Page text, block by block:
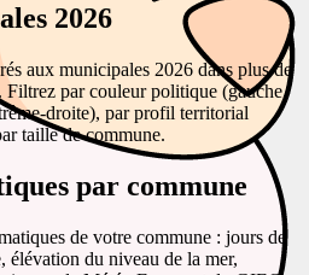
2026
aux municipales 2026 dans plus de
Filtrez par couleur politique (gauche,
droite), par profil territorial
taille de commune.
par commune
de votre commune : jours de
élévation du niveau de la mer,